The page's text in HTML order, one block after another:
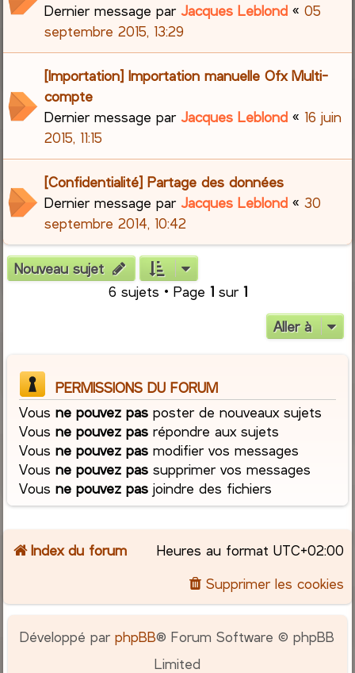
Dernier message parJacques Leblond «05
septembre 2015, 13:29
[Importation] Importation manuelle Ofx Multi-
compte
Dernier message parJacques Leblond « 16 juin
2015, 11:15
[Confidentialité] Partage des données
Dernier message parJacques Leblond «30
septembre 2014, 10:42
Nouveau sujet
6 sujets • Page 1sur 1
Aller à
PERMISSIONS DU FORUM
Vousne pouvez pas poster de nouveaux sujets
Vousne pouvez pas répondre aux sujets
Vousne pouvez pas modifier vos messages
Vousne pouvez pas supprimer vos messages
Vousne pouvez pas joindre des fichiers
Index du forum Heures au format UTC+02:00
Supprimer les cookies
Développé parphpBB® Forum Software © phpBB
Limited